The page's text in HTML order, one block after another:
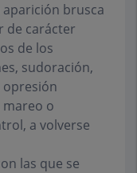
aparición brusca
de carácter
de los
sudoración,
opresión
o
a volverse
las que se